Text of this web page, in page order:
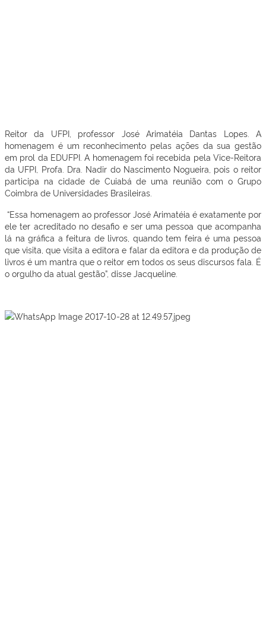
Reitor da UFPI, professor José Arimatéia Dantas Lopes. A
homenagem é um reconhecimento pelas ações da sua gestão
em prol da EDUFPI. A homenagem foi recebida pela Vice-Reitora
da UFPI, Profa. Dra. Nadir do Nascimento Nogueira, pois o reitor
participa na cidade de Cuiabá de uma reunião com o Grupo
Coimbra de Universidades Brasileiras.
“Essa homenagem ao professor José Arimatéia é exatamente por
ele ter acreditado no desafio e ser uma pessoa que acompanha
lá na gráfica a feitura de livros, quando tem feira é uma pessoa
que visita, que visita a editora e falar da editora e da produção de
livros é um mantra que o reitor em todos os seus discursos fala. É
o orgulho da atual gestão”, disse Jacqueline.